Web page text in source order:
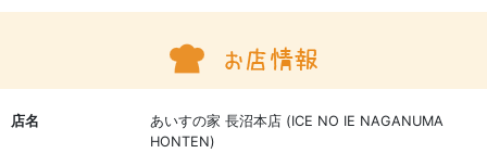
店名
あいすの家 長沼本店 (ICE NO IE NAGANUMA
HONTEN)